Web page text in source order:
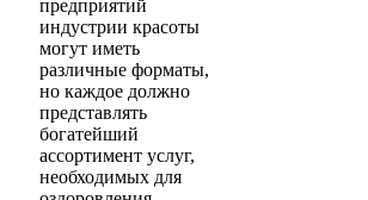
предприятий
индустрии красоты
могут иметь
различные форматы,
но каждое должно
представлять
богатейший
ассортимент услуг,
необходимых для